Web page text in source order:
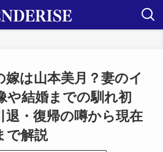
嫁は山本美月？妻のイ
や結婚までの馴れ初
退・復帰の噂から現在
で解説